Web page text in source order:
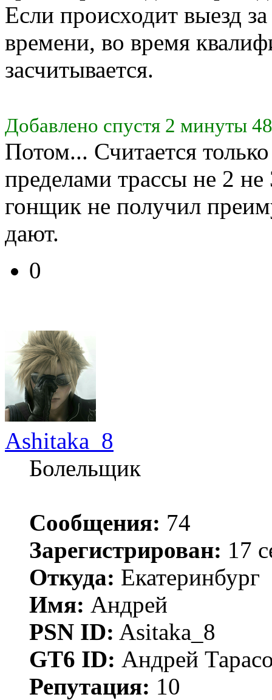
Если происходит выезд
времени, во время
засчитывается.
Добавлено спустя 2 минуты
Потом... Считается только
пределами трассы не 2 не
гонщик не получил
дают.
0
Ashitaka_8
Болельщик
Сообщения: 74
Зарегистрирован: 17
Откуда: Екатеринбург
Имя: Андрей
PSN ID: Asitaka_8
GT6 ID: Андрей
Репутация: 10